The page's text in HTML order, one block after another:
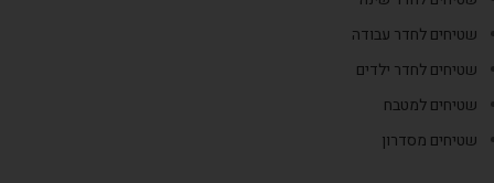
שטיחים לחדר עבודה
שטיחים לחדר ילדים
שטיחים למטבח
שטיחים מסדרון